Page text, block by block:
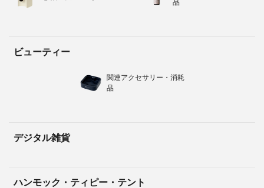
品
ビューティー
関連アクセサリー・消耗
品
デジタル雑貨
ハンモック・ティピー・テント